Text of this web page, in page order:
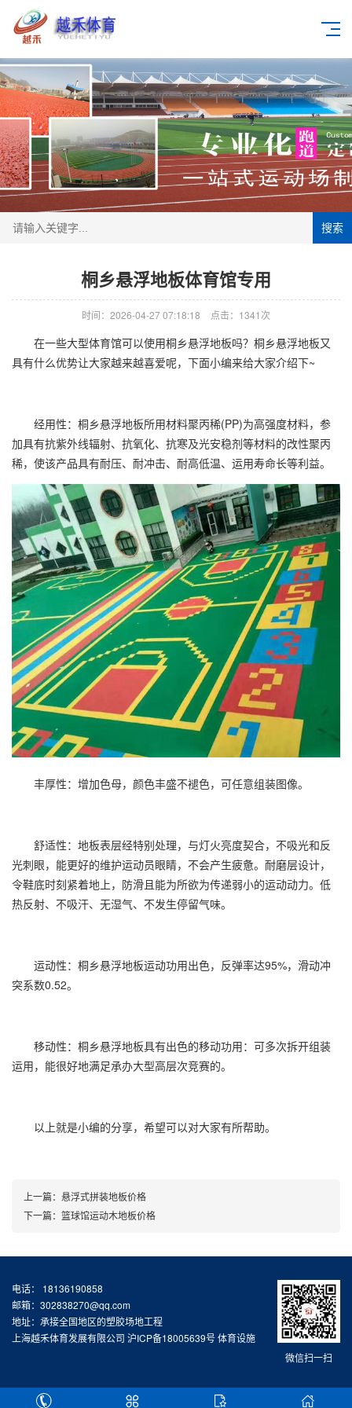
搜索
桐乡悬浮地板体育馆专用
时间：2026-04-27 07:18:18 点击：1341次
在一些大型体育馆可以使用桐乡悬浮地板吗？桐乡悬浮地板又
具有什么优势让大家越来越喜爱呢，下面小编来给大家介绍下~
经用性：桐乡悬浮地板所用材料聚丙稀(PP)为高强度材料，参
加具有抗紫外线辐射、抗氧化、抗寒及光安稳剂等材料的改性聚丙
稀，使该产品具有耐压、耐冲击、耐高低温、运用寿命长等利益。
丰厚性：增加色母，颜色丰盛不褪色，可任意组装图像。
舒适性：地板表层经特别处理，与灯火亮度契合，不吸光和反
光刺眼，能更好的维护运动员眼睛，不会产生疲惫。耐磨层设计，
令鞋底时刻紧着地上，防滑且能为所欲为传递弱小的运动动力。低
热反射、不吸汗、无湿气、不发生停留气味。
运动性：桐乡悬浮地板运动功用出色，反弹率达95%，滑动冲
突系数0.52。
移动性：桐乡悬浮地板具有出色的移动功用：可多次拆开组装
运用，能很好地满足承办大型高层次竞赛的。
以上就是小编的分享，希望可以对大家有所帮助。
上一篇： 悬浮式拼装地板价格
下一篇： 篮球馆运动木地板价格
微信扫一扫
电话： 18136190858
邮箱：302838270@qq.com
地址：承接全国地区的塑胶场地工程
上海越禾体育发展有限公司 沪ICP备18005639号体育设施